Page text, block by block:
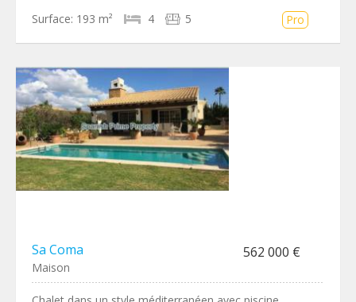
Surface: 193 m² 4 5 Pro
Sa Coma 562 000 €
Maison